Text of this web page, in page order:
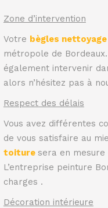
Zone d’intervention
Votre bègles
métropole de
également intervenir
alors n’hésitez pas à
Respect des délais
Vous avez différentes
de vous satisfaire au
toiture sera en
L’entreprise peinture
charges .
Décoration intérieure